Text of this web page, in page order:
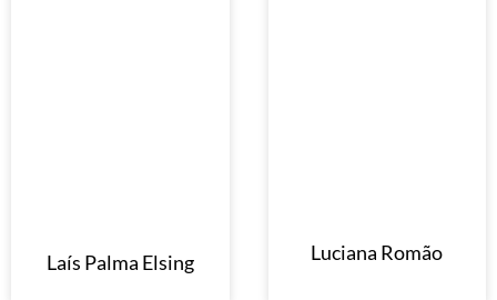
Laís Palma Elsing Luciana Romão